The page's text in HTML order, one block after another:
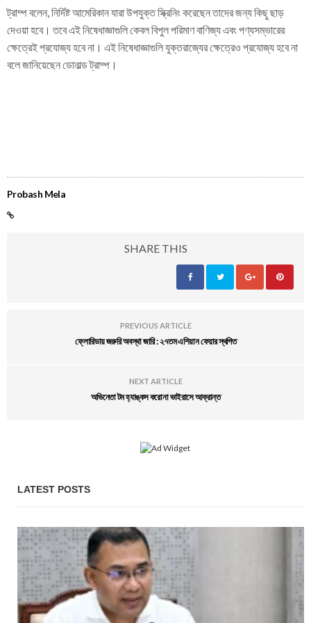
ট্রাম্প বলেন, নির্দিষ্ট আমেরিকান যারা উপযুক্ত স্ক্রিনিং করেছেন তাদের জন্য কিছু ছাড়
দেওয়া হবে। তবে এই নিষেধাজ্ঞাগুলি কেবল বিপুল পরিমাণ বাণিজ্য এবং পণ্যসম্ভারের
ক্ষেত্রেই প্রযোজ্য হবে না। এই নিষেধাজ্ঞাগুলি যুক্তরাজ্যের ক্ষেত্রেও প্রযোজ্য হবে না
বলে জানিয়েছেন ডোনাল্ড ট্রাম্প।
Probash Mela
SHARE THIS
PREVIOUS ARTICLE
ফ্লোরিডায় জরুরি অবস্থা জারি : ২৭তম এশিয়ান ফেয়ার স্থগিত
NEXT ARTICLE
অভিনেতা টম হ্যাঙ্কস করোনা ভাইরাসে আক্রান্ত
LATEST POSTS